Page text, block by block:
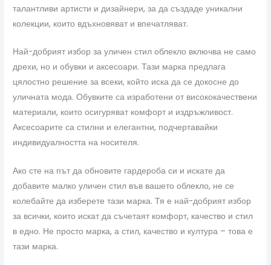
талантливи артисти и дизайнери, за да създаде уникални
колекции, които вдъхновяват и впечатляват.
Най-добрият избор за уличен стил облекло включва не само
дрехи, но и обувки и аксесоари. Тази марка предлага
цялостно решение за всеки, който иска да се докосне до
уличната мода. Обувките са изработени от висококачествени
материали, които осигуряват комфорт и издръжливост.
Аксесоарите са стилни и елегантни, подчертавайки
индивидуалността на носителя.
Ако сте на път да обновите гардероба си и искате да
добавите малко уличен стил във вашето облекло, не се
колебайте да изберете тази марка. Тя е най-добрият избор
за всички, които искат да съчетаят комфорт, качество и стил
в едно. Не просто марка, а стил, качество и култура – това е
тази марка.